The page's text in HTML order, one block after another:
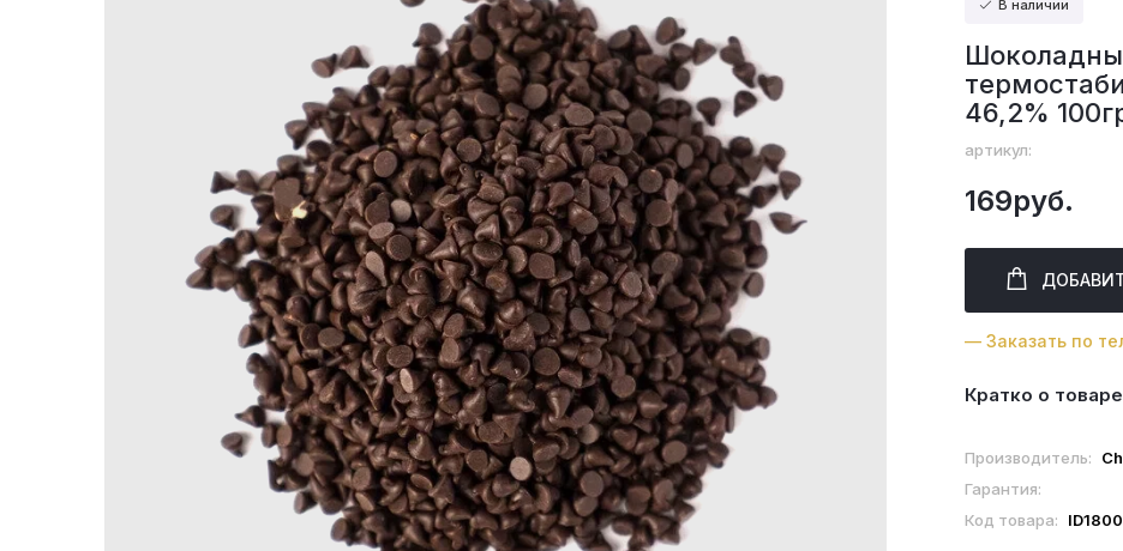
В наличии
46,2%
артикул:
169руб.
— Заказать по
Кратко о
Производитель:
Гарантия:
Код товара:
ID1800